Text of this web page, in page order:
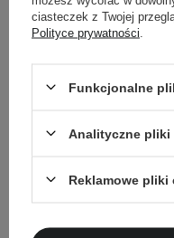
ciasteczek z Twojej
Polityce prywatności
Funkcjonalne
Analityczne pliki
Reklamowe pliki